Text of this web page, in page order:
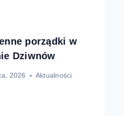
porządki w
Dziwnów
2026 Aktualności